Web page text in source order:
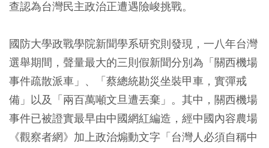
查認為台灣民主政治正遭遇險峻挑戰。
國防大學政戰學院新聞學系研究則發現，一八年台灣
選舉期間，聲量最大的三則假新聞分別為「關西機場
事件疏散派車」、「蔡總統勘災坐裝甲車，實彈戒
備」以及「兩百萬噸文旦遭丟棄」。其中，關西機場
事件已被證實最早由中國網紅編造，經中國內容農場
《觀察者網》加上政治煽動文字「台灣人必須自稱中